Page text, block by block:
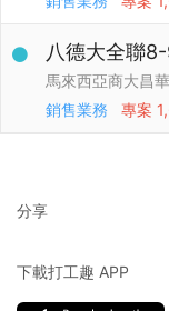
八德大全聯
馬來西亞商大昌
銷售業務
專案
分享
下載打工趣 APP